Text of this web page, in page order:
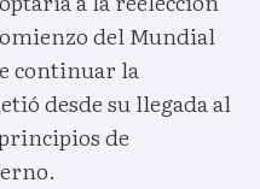
del Mundial
continuar la
desde su llegada al
de